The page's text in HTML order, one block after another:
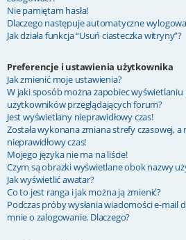
Nie pamiętam hasła!
Dlaczego następuje automatyczne
Jak działa funkcja “Usuń ciasteczka witryny”?
Preferencje i ustawienia użytkownika
Jak zmienić moje ustawienia?
W jaki sposób można zapobiec
użytkowników przeglądających forum?
Jest wyświetlany nieprawidłowy czas!
Została wykonana zmiana strefy czasowej,
nieprawidłowy czas!
Mojego języka nie ma na liście!
Czym są obrazki wyświetlane obok nazwy
Jak wyświetlić awatar?
Co to jest ranga i jak można ją zmienić?
Podczas próby wysłania wiadomości e-
mnie o zalogowanie. Dlaczego?